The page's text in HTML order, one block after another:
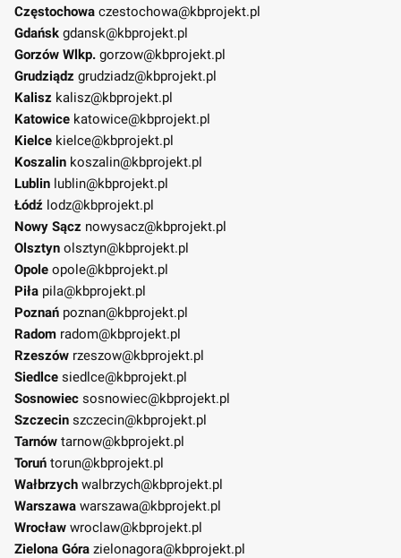
Częstochowa czestochowa@kbprojekt.pl
Gdańsk gdansk@kbprojekt.pl
Gorzów Wlkp. gorzow@kbprojekt.pl
Grudziądz grudziadz@kbprojekt.pl
Kalisz kalisz@kbprojekt.pl
Katowice katowice@kbprojekt.pl
Kielce kielce@kbprojekt.pl
Koszalin koszalin@kbprojekt.pl
Lublin lublin@kbprojekt.pl
Łódź lodz@kbprojekt.pl
Nowy Sącz nowysacz@kbprojekt.pl
Olsztyn olsztyn@kbprojekt.pl
Opole opole@kbprojekt.pl
Piła pila@kbprojekt.pl
Poznań poznan@kbprojekt.pl
Radom radom@kbprojekt.pl
Rzeszów rzeszow@kbprojekt.pl
Siedlce siedlce@kbprojekt.pl
Sosnowiec sosnowiec@kbprojekt.pl
Szczecin szczecin@kbprojekt.pl
Tarnów tarnow@kbprojekt.pl
Toruń torun@kbprojekt.pl
Wałbrzych walbrzych@kbprojekt.pl
Warszawa warszawa@kbprojekt.pl
Wrocław wroclaw@kbprojekt.pl
Zielona Góra zielonagora@kbprojekt.pl